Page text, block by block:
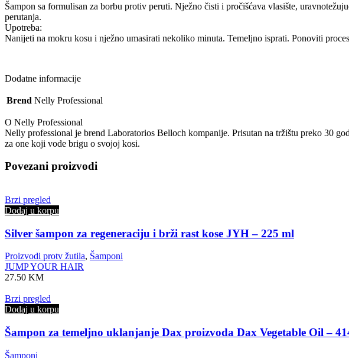
Šampon sa formulisan za borbu protiv peruti. Nježno čisti i pročišćava vlasište,
perutanja.
Upotreba:
Nanijeti na mokru kosu i nježno umasirati nekoliko minuta. Temeljno isprati. Ponoviti
Dodatne informacije
Brend Nelly Professional
O Nelly Professional
Nelly professional je brend Laboratorios Belloch kompanije. Prisutan na tržištu preko 30
za one koji vode brigu o svojoj kosi.
Povezani proizvodi
Brzi pregled
Dodaj u korpu
Silver šampon za regeneraciju i brži rast kose JYH – 225 ml
Proizvodi protv žutila, Šamponi
JUMP YOUR HAIR
27.50 KM
Brzi pregled
Dodaj u korpu
Šampon za temeljno uklanjanje Dax proizvoda Dax Vegetable Oil –
Šamponi